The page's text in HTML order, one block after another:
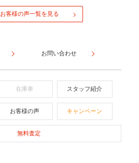
お客様の声一覧を見る
お問い合わせ
在庫車 スタッフ紹介
お客様の声 キャンペーン
無料査定